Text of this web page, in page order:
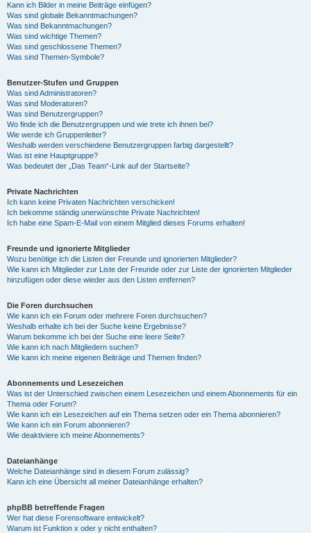
Kann ich Bilder in meine Beiträge einfügen?
Was sind globale Bekanntmachungen?
Was sind Bekanntmachungen?
Was sind wichtige Themen?
Was sind geschlossene Themen?
Was sind Themen-Symbole?
Benutzer-Stufen und Gruppen
Was sind Administratoren?
Was sind Moderatoren?
Was sind Benutzergruppen?
Wo finde ich die Benutzergruppen und wie trete ich ihnen bei?
Wie werde ich Gruppenleiter?
Weshalb werden verschiedene Benutzergruppen farbig dargestellt?
Was ist eine Hauptgruppe?
Was bedeutet der „Das Team“-Link auf der Startseite?
Private Nachrichten
Ich kann keine Privaten Nachrichten verschicken!
Ich bekomme ständig unerwünschte Private Nachrichten!
Ich habe eine Spam-E-Mail von einem Mitglied dieses Forums erhalten!
Freunde und ignorierte Mitglieder
Wozu benötige ich die Listen der Freunde und ignorierten Mitglieder?
Wie kann ich Mitglieder zur Liste der Freunde oder zur Liste der ignorierten Mitglieder
hinzufügen oder diese wieder aus den Listen entfernen?
Die Foren durchsuchen
Wie kann ich ein Forum oder mehrere Foren durchsuchen?
Weshalb erhalte ich bei der Suche keine Ergebnisse?
Warum bekomme ich bei der Suche eine leere Seite?
Wie kann ich nach Mitgliedern suchen?
Wie kann ich meine eigenen Beiträge und Themen finden?
Abonnements und Lesezeichen
Was ist der Unterschied zwischen einem Lesezeichen und einem Abonnements für ein
Thema oder Forum?
Wie kann ich ein Lesezeichen auf ein Thema setzen oder ein Thema abonnieren?
Wie kann ich ein Forum abonnieren?
Wie deaktiviere ich meine Abonnements?
Dateianhänge
Welche Dateianhänge sind in diesem Forum zulässig?
Kann ich eine Übersicht all meiner Dateianhänge erhalten?
phpBB betreffende Fragen
Wer hat diese Forensoftware entwickelt?
Warum ist Funktion x oder y nicht enthalten?